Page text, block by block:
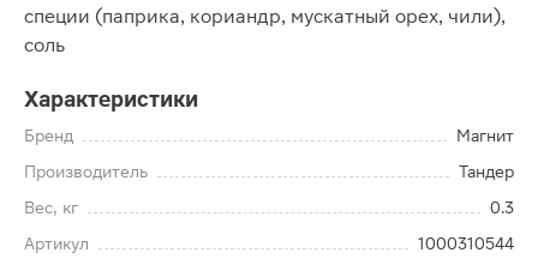
специи (паприка, кориандр, мускатный орех, чили),
соль
Характеристики
Бренд
Магнит
Производитель
Тандер
Вес, кг
0.3
Артикул
1000310544